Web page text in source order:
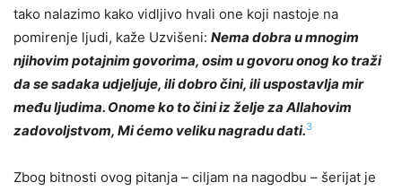
tako nalazimo kako vidljivo hvali one koji nastoje na
pomirenje ljudi, kaže Uzvišeni: Nema dobra u mnogim
njihovim potajnim govorima, osim u govoru onog ko traži
da se sadaka udjeljuje, ili dobro čini, ili uspostavlja mir
među ljudima. Onome ko to čini iz želje za Allahovim
zadovoljstvom, Mi ćemo veliku nagradu dati.3
Zbog bitnosti ovog pitanja – ciljam na nagodbu – šerijat je